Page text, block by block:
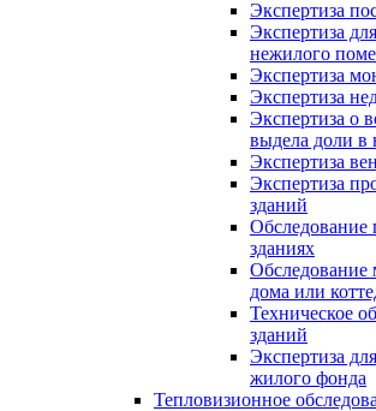
Экспертиза
Экспертиза
нежилого
Экспертиза
Экспертиза
Экспертиза о
выдела доли в
Экспертиза
Экспертиза
зданий
зданиях
Обследование
дома или
Техническое
зданий
Экспертиза
жилого фонда
Тепловизионное